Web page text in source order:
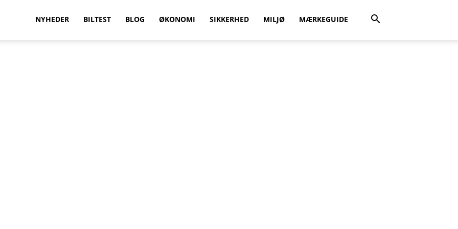
NYHEDER BILTEST BLOG ØKONOMI SIKKERHED MILJØ MÆRKEGUIDE